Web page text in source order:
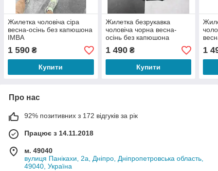
Жилетка чоловіча сіра
весна-осінь без капюшона
IMBA
1 590 ₴
Купити
Жилетка безрукавка
чоловіча чорна весна-
осінь без капюшона
водовідштовхуюча
плащівка Djordj
1 490₴
Купити
1
Про нас
92% позитивних з 172 відгуків за рік
Працює з 14.11.2018
м. 49040
вулиця Панікахи, 2а, Дніпро, Дніпропетровська область,
49040, Україна